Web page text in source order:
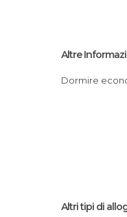
Altre
Dormire
Altri tipi di